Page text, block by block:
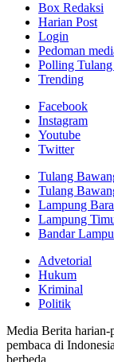
Box Redaksi
Harian Post
Login
Pedoman
Polling
Trending
Facebook
Instagram
Youtube
Twitter
Tulang
Tulang
Lampung
Lampung
Bandar
Advetorial
Hukum
Kriminal
Politik
Media Berita harian-
pembaca di